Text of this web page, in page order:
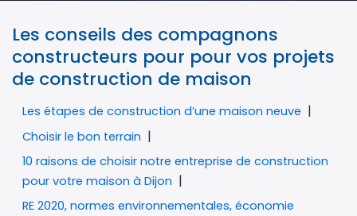
Les conseils des compagnons
constructeurs pour pour vos projets
de construction de maison
Les étapes de construction d’une maison neuve
Choisir le bon terrain
10 raisons de choisir notre entreprise de construction
pour votre maison à Dijon
RE 2020, normes environnementales, économie